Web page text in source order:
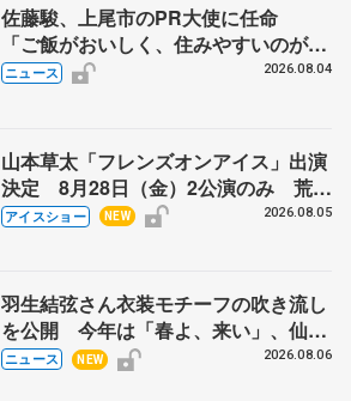
佐藤駿、上尾市のPR大使に任命
「ご飯がおいしく、住みやすいのが魅
力」
ニュース 2026.08.04
山本草太「フレンズオンアイス」出演
決定 8月28日（金）2公演のみ 荒川
静香さんプロデュース、20周年のアイ
アイスショー NEW 2026.08.05
羽生結弦さん衣装モチーフの吹き流し
を公開 今年は「春よ、来い」、仙台
の瑞鳳殿
ニュース NEW 2026.08.06